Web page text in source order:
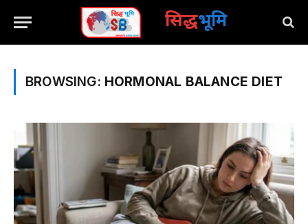
सिद्धभूमि
BROWSING: HORMONAL BALANCE DIET